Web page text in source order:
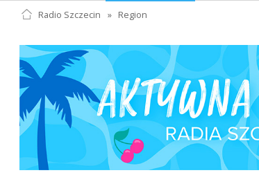
Radio Szczecin » Region